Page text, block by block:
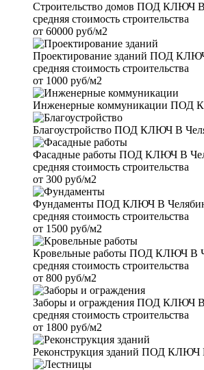
Строительство домов ПОД КЛЮЧ В
средняя стоимость строительства
от 60000 руб/м2
Проектирование зданий ПОД КЛЮЧ
средняя стоимость строительства
от 1000 руб/м2
Инженерные коммуникации ПОД
Благоустройство ПОД КЛЮЧ В
Фасадные работы ПОД КЛЮЧ В
средняя стоимость строительства
от 300 руб/м2
Фундаменты ПОД КЛЮЧ В
средняя стоимость строительства
от 1500 руб/м2
Кровельные работы ПОД КЛЮЧ В
средняя стоимость строительства
от 800 руб/м2
Заборы и ограждения ПОД КЛЮЧ В
средняя стоимость строительства
от 1800 руб/м2
Реконструкция зданий ПОД КЛЮЧ В